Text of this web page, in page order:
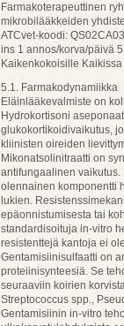
Farmakoterapeuttinen
mikrobilääkkeiden
ATCvet-koodi: QS02CA03
ins 1 annos/korva/päivä
Kaikenkokoisille
5.1. Farmakodynamiikka
Eläinlääkevalmiste on
Hydrokortisoni
glukokortikoidivaikutus,
kliinisten oireiden
Mikonatsolinitraatti on
antifungaalinen
olennainen komponentti
lukien.
epäonnistumisesta tai
standardisoituja in-vitro
resistenttejä kantoja ei
Gentamisiinisulfaatti on
proteiinisynteesiä. Se
seuraaviin koirien
Streptococcus spp.,
Gentamisiinin in-vitro